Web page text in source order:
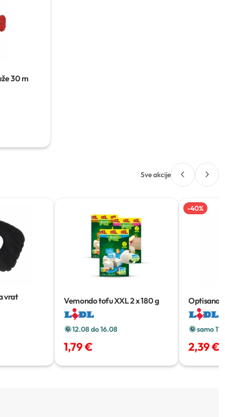
30 m
Sve akcije
vrat Vemondo tofu XXL2 x 180 g
12.08 do 16.08
1,79 €
-40%
Optisana
kolagen
samo
2,39 €